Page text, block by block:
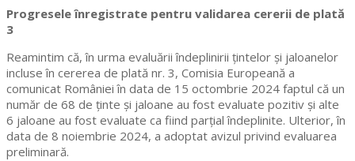
Progresele înregistrate pentru validarea cererii de plată
3
Reamintim că, în urma evaluării îndeplinirii țintelor și jaloanelor
incluse în cererea de plată nr. 3, Comisia Europeană a
comunicat României în data de 15 octombrie 2024 faptul că un
număr de 68 de ținte și jaloane au fost evaluate pozitiv și alte
6 jaloane au fost evaluate ca fiind parțial îndeplinite. Ulterior, în
data de 8 noiembrie 2024, a adoptat avizul privind evaluarea
preliminară.